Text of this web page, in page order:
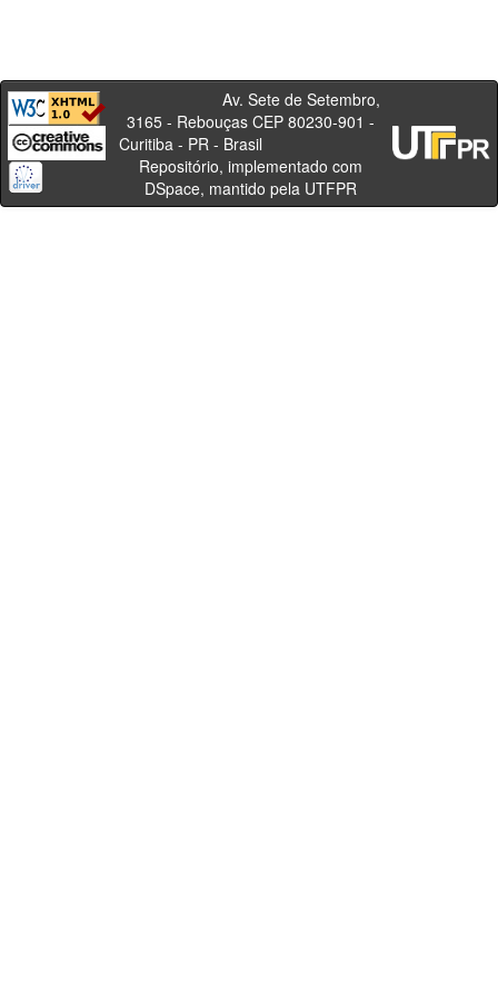
Av. Sete de Setembro,
3165 - Rebouças CEP 80230-901 -
Curitiba - PR - Brasil
Repositório, implementado com
DSpace, mantido pela UTFPR